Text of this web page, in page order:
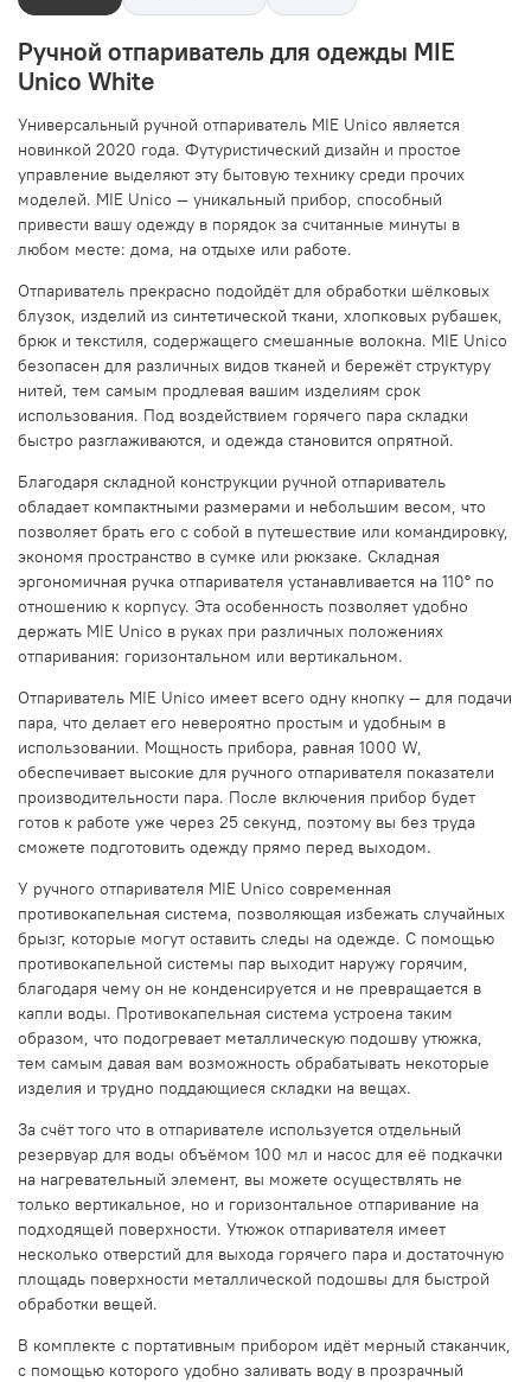
Ручной отпариватель для одежды MIE
Unico White
Универсальный ручной отпариватель MIE Unico является
новинкой 2020 года. Футуристический дизайн и простое
управление выделяют эту бытовую технику среди прочих
моделей. MIE Unico — уникальный прибор, способный
привести вашу одежду в порядок за считанные минуты в
любом месте: дома, на отдыхе или работе.
Отпариватель прекрасно подойдёт для обработки шёлковых
блузок, изделий из синтетической ткани, хлопковых рубашек,
брюк и текстиля, содержащего смешанные волокна. MIE Unico
безопасен для различных видов тканей и бережёт структуру
нитей, тем самым продлевая вашим изделиям срок
использования. Под воздействием горячего пара складки
быстро разглаживаются, и одежда становится опрятной.
Благодаря складной конструкции ручной отпариватель
обладает компактными размерами и небольшим весом, что
позволяет брать его с собой в путешествие или командировку,
экономя пространство в сумке или рюкзаке. Складная
эргономичная ручка отпаривателя устанавливается на 110° по
отношению к корпусу. Эта особенность позволяет удобно
держать MIE Unico в руках при различных положениях
отпаривания: горизонтальном или вертикальном.
Отпариватель MIE Unico имеет всего одну кнопку — для подачи
пара, что делает его невероятно простым и удобным в
использовании. Мощность прибора, равная 1000 W,
обеспечивает высокие для ручного отпаривателя показатели
производительности пара. После включения прибор будет
готов к работе уже через 25 секунд, поэтому вы без труда
сможете подготовить одежду прямо перед выходом.
У ручного отпаривателя MIE Unico современная
противокапельная система, позволяющая избежать случайных
брызг, которые могут оставить следы на одежде. С помощью
противокапельной системы пар выходит наружу горячим,
благодаря чему он не конденсируется и не превращается в
капли воды. Противокапельная система устроена таким
образом, что подогревает металлическую подошву утюжка,
тем самым давая вам возможность обрабатывать некоторые
изделия и трудно поддающиеся складки на вещах.
За счёт того что в отпаривателе используется отдельный
резервуар для воды объёмом 100 мл и насос для её подкачки
на нагревательный элемент, вы можете осуществлять не
только вертикальное, но и горизонтальное отпаривание на
подходящей поверхности. Утюжок отпаривателя имеет
несколько отверстий для выхода горячего пара и достаточную
площадь поверхности металлической подошвы для быстрой
обработки вещей.
В комплекте с портативным прибором идёт мерный стаканчик,
с помощью которого удобно заливать воду в прозрачный